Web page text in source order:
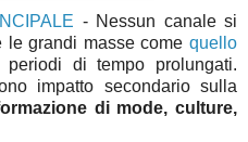
- Nessun canale si
le grandi masse come quello
di tempo prolungati.
impatto secondario sulla
di mode, culture,